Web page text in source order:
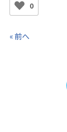
0
« 前へ